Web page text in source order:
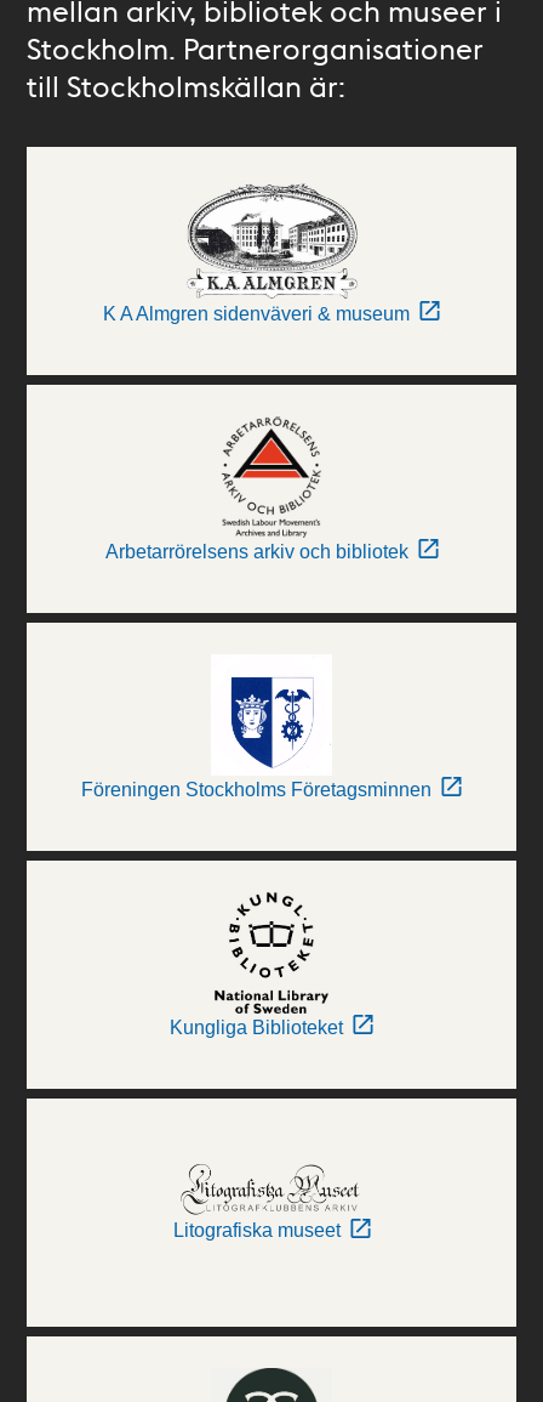
mellan arkiv, bibliotek och museer i
Stockholm. Partnerorganisationer
till Stockholmskällan är:
K A Almgren sidenväveri & museum
Arbetarrörelsens arkiv och bibliotek
Föreningen Stockholms Företagsminnen
Kungliga Biblioteket
Litografiska museet